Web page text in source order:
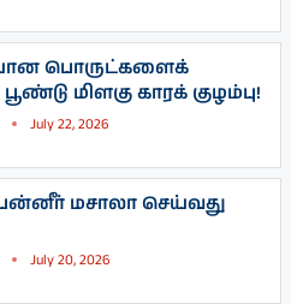
பொருட்களைக்
மிளகு காரக் குழம்பு!
July 22, 2026
மசாலா செய்வது
July 20, 2026